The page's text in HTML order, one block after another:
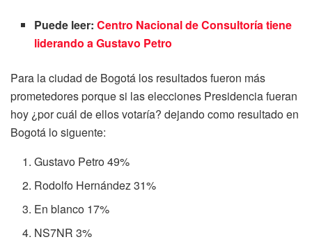
Puede leer:Centro Nacional de Consultoría tiene
liderando a Gustavo Petro
Para la ciudad de Bogotá los resultados fueron más
prometedores porque si las elecciones Presidencia fueran
hoy ¿por cuál de ellos votaría? dejando como resultadoen
Bogotá lo siguente:
Gustavo Petro49%
Rodolfo Hernández31%
En blanco 17%
NS7NR 3%